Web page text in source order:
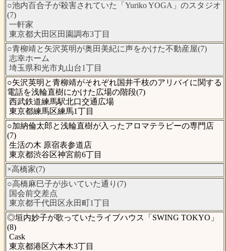
○池内百合子が殺害されていた「Yuriko YOGA」のスタジオ
(7)
一軒家
東京都大田区田園調布3丁目
○青柳靖と矢沢英明が奥田美紀に声をかけた不動産屋(7)
志幸ホーム
埼玉県和光市丸山台1丁目
○矢沢英明と青柳靖がそれぞれ国井千枝のアリバイに関する
電話を浅輪直樹にかけた広場の階段(7)
西武鉄道練馬駅北口交通広場
東京都練馬区練馬1丁目
○加納倫太郎と浅輪直樹が入ったアロマテラピーの専門店
(7)
生活の木 原宿表参道店
東京都渋谷区神宮前6丁目
×高橋家(7)
○高橋麻巳子が歩いていた通り(7)
国会前交差点
東京都千代田区永田町1丁目
◎垣内妙子が歌っていたライブハウス「SWING TOKYO」
(8)
Cask
東京都港区六本木3丁目